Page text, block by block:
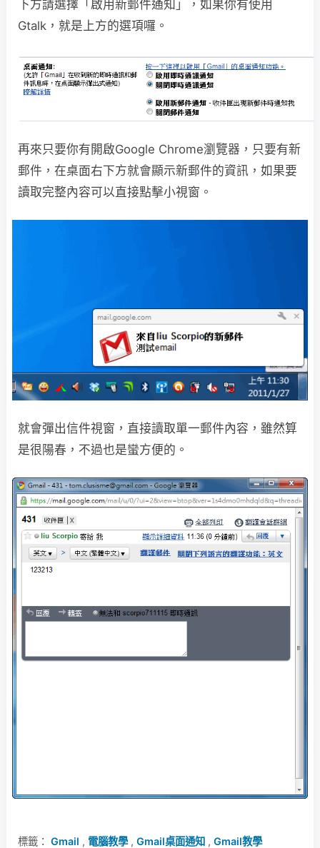
下方請選擇「啟用新郵件通知」，如果你有使用
Gtalk，就是上方的選項囉。
再來只要你有開啟Google Chrome瀏覽器，只要有新
郵件，在桌面右下方就會顯示新郵件的資訊，如果要
讀取完整內容可以直接點擊小視窗。
就會彈出信件視窗，直接讀取單一郵件內容，雖然算
是很陽春，不過也是蠻方便的。
標籤： Gmail , 電腦教學, Gmail桌面通知 , Gmail教學